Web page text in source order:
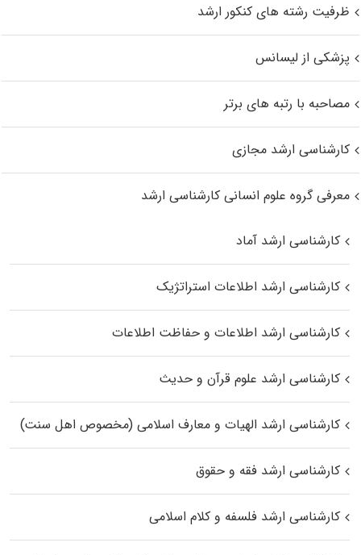
ظرفیت رشته های کنکور ارشد
پزشکی از لیسانس
مصاحبه با رتبه های برتر
کارشناسی ارشد مجازی
معرفی گروه علوم انسانی کارشناسی ارشد
کارشناسی ارشد آماد
کارشناسی ارشد اطلاعات استراتژیک
کارشناسی ارشد اطلاعات و حفاظت اطلاعات
کارشناسی ارشد علوم قرآن و حدیث
کارشناسی ارشد الهیات و معارف اسلامی (مخصوص اهل سنت)
کارشناسی ارشد فقه و حقوق
کارشناسی ارشد فلسفه و کلام اسلامی